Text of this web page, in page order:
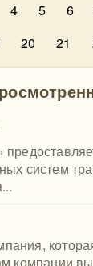
4 5 6
20 21
систем